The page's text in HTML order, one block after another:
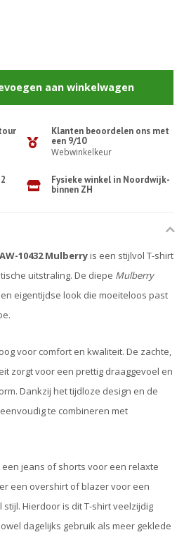
aan winkelwagen
Klanten beoordelen ons met
een 9/10
Webwinkelkeur
Fysieke winkel in Noordwijk-
binnen ZH
10432 Mulberryis een stijlvol T-shirt
uitstraling. De diepe Mulberry
eigentijdse look die moeiteloos past
voor comfort en kwaliteit. De zachte,
zorgt voor een prettig draaggevoel en
Dankzij het tijdloze design en de
te combineren met
een jeans of shorts voor een relaxte
een overshirt of blazer voor een
Hierdoor is dit T-shirt veelzijdig
dagelijks gebruik als meer geklede